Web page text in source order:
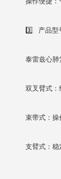
3️⃣ 产品型
泰雷兹心肺复
双叉臂式：经
束带式：操
支臂式：稳